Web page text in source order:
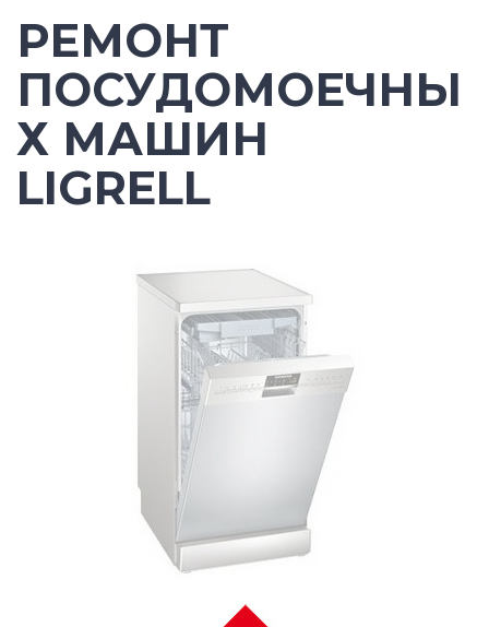
РЕМОНТ
ПОСУДОМОЕЧНЫ
Х МАШИН
LIGRELL